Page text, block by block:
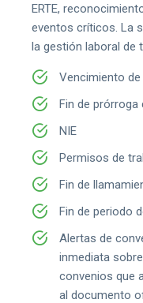
ERTE,
eventos críticos. La
la gestión laboral de
Vencimiento
Fin de
NIE
Permisos de
Fin de
Fin de periodo
Alertas de
inmediata
convenios que
al documento